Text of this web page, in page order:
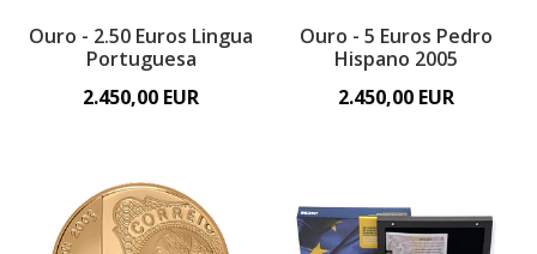
Ouro - 2.50 Euros Lingua
Portuguesa
2.450,00 EUR
Ouro - 5 Euros Pedro
Hispano 2005
2.450,00 EUR